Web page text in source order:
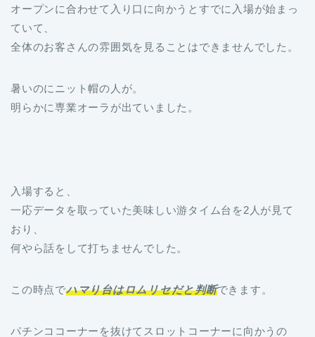
オープンに合わせて入り口に向かうとすでに入場が始まっ
ていて、
全体のお客さんの雰囲気を見ることはできませんでした。
暑いのにニット帽の人が。
明らかに専業オーラが出ていました。
入場すると、
一応データを取っていた美味しい游タイム台を2人が見て
おり、
何やら話をして打ちませんでした。
この時点でハマり台はロムリセだと判断できます。
パチンココーナーを抜けてスロットコーナーに向かうの